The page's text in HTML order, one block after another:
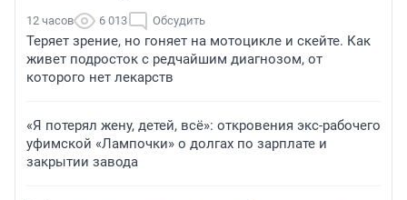
12 часов 6 013 Обсудить
Теряет зрение, но гоняет на мотоцикле и скейте. Как
живет подросток с редчайшим диагнозом, от
которого нет лекарств
«Я потерял жену, детей, всё»: откровения экс-рабочего
уфимской «Лампочки» о долгах по зарплате и
закрытии завода